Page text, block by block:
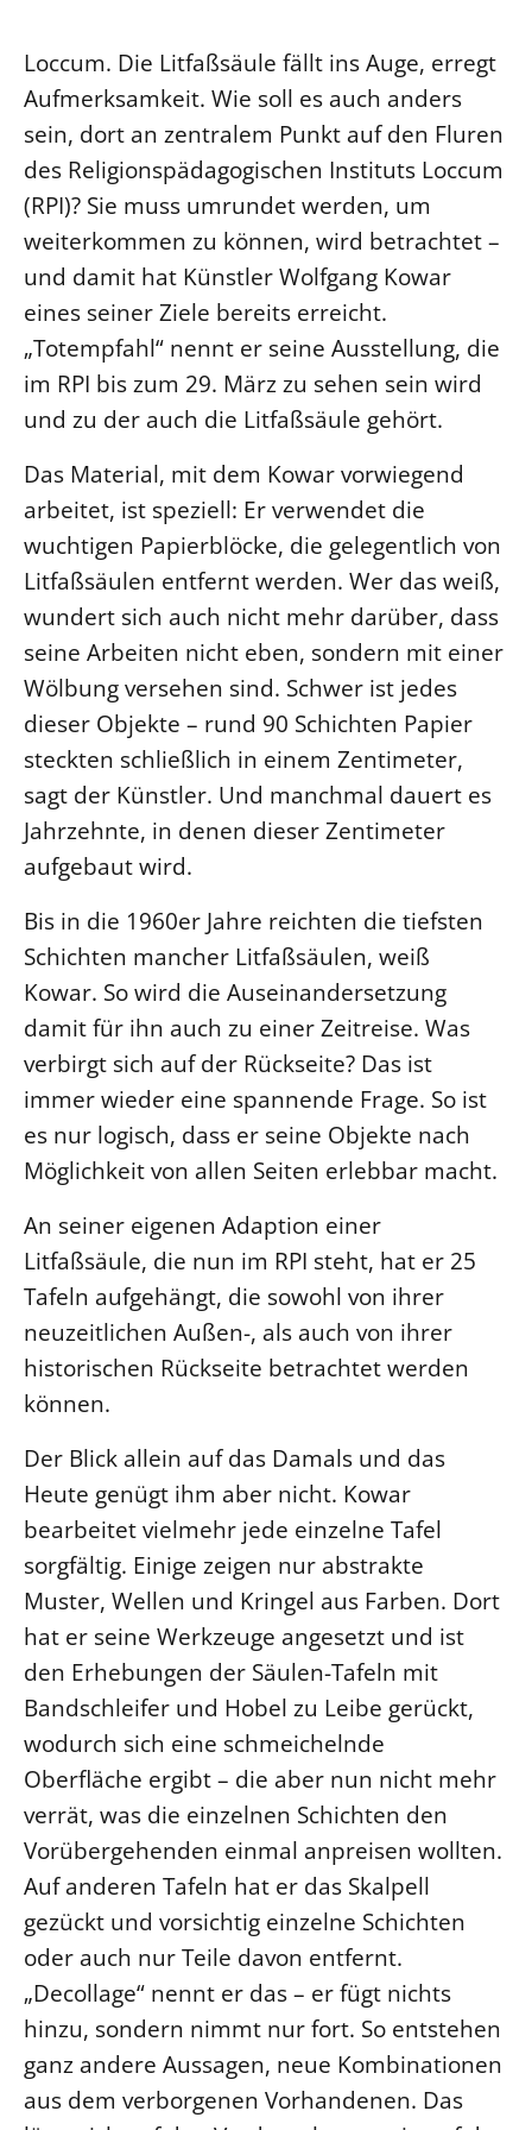
Loccum. Die Litfaßsäule fällt ins Auge, erregt
Aufmerksamkeit. Wie soll es auch anders
sein, dort an zentralem Punkt auf den Fluren
des Religionspädagogischen Instituts Loccum
(RPI)? Sie muss umrundet werden, um
weiterkommen zu können, wird betrachtet –
und damit hat Künstler Wolfgang Kowar
eines seiner Ziele bereits erreicht.
„Totempfahl“ nennt er seine Ausstellung, die
im RPI bis zum 29. März zu sehen sein wird
und zu der auch die Litfaßsäule gehört.
Das Material, mit dem Kowar vorwiegend
arbeitet, ist speziell: Er verwendet die
wuchtigen Papierblöcke, die gelegentlich von
Litfaßsäulen entfernt werden. Wer das weiß,
wundert sich auch nicht mehr darüber, dass
seine Arbeiten nicht eben, sondern mit einer
Wölbung versehen sind. Schwer ist jedes
dieser Objekte – rund 90 Schichten Papier
steckten schließlich in einem Zentimeter,
sagt der Künstler. Und manchmal dauert es
Jahrzehnte, in denen dieser Zentimeter
aufgebaut wird.
Bis in die 1960er Jahre reichten die tiefsten
Schichten mancher Litfaßsäulen, weiß
Kowar. So wird die Auseinandersetzung
damit für ihn auch zu einer Zeitreise. Was
verbirgt sich auf der Rückseite? Das ist
immer wieder eine spannende Frage. So ist
es nur logisch, dass er seine Objekte nach
Möglichkeit von allen Seiten erlebbar macht.
An seiner eigenen Adaption einer
Litfaßsäule, die nun im RPI steht, hat er 25
Tafeln aufgehängt, die sowohl von ihrer
neuzeitlichen Außen-, als auch von ihrer
historischen Rückseite betrachtet werden
können.
Der Blick allein auf das Damals und das
Heute genügt ihm aber nicht. Kowar
bearbeitet vielmehr jede einzelne Tafel
sorgfältig. Einige zeigen nur abstrakte
Muster, Wellen und Kringel aus Farben. Dort
hat er seine Werkzeuge angesetzt und ist
den Erhebungen der Säulen-Tafeln mit
Bandschleifer und Hobel zu Leibe gerückt,
wodurch sich eine schmeichelnde
Oberfläche ergibt – die aber nun nicht mehr
verrät, was die einzelnen Schichten den
Vorübergehenden einmal anpreisen wollten.
Auf anderen Tafeln hat er das Skalpell
gezückt und vorsichtig einzelne Schichten
oder auch nur Teile davon entfernt.
„Decollage“ nennt er das – er fügt nichts
hinzu, sondern nimmt nur fort. So entstehen
ganz andere Aussagen, neue Kombinationen
aus dem verborgenen Vorhandenen. Das
Personalausschuss
LANDESKIRCHENAMT
Willkommen
Kollegium
Abteilungen des Landeskirchenamts
Rechnungsprüfungsamt
Fachstelle Sexualisierte Gewalt
Beschwerdestellen
Datenschutz
Geschäftsstelle Landessynode
LANDESSYNODE
27. Landessynode
Kontakt
Hintergrund
MITARBEIT
Ehrenamt
Beruf
Freie Stellen
BIBLIOTHEK & ARCHIV
SERVICE
Älterwerden im Pfarrberuf
Beteiligungsverfahren
Beschwerdestellen
Ephoralbüro
Finanzplanung
Fundraising
IT-Service
Corporate Design
Interventionsplan
Jahresgespräche
Kantine Speiseplan
Kirchliches Amtsblatt
Kirchliche Verwaltung
Klimaschutzgesetz
Kunstreferat
NKVK
Öffentlichkeitsarbeit
Personalausschuss
Projektmanagement
Recht
Terminstundenplaner
Lutherische Kirche
Glaubensbekenntnis
Positionen
Ökumene
Religionen
KLIMASCHUTZ
Nachhaltigkeit
Erneuerbare Energien
Mobilität
Naturschutz
Gebäude
Datenschutz
Kontakt
Barrierefreiheit
Presse
Freie Stellen
Service für Gemeinden
Suche